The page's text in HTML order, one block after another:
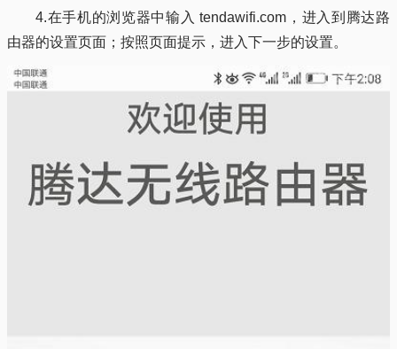
4.在手机的浏览器中输入 tendawifi.com，进入到腾达路
由器的设置页面；按照页面提示，进入下一步的设置。